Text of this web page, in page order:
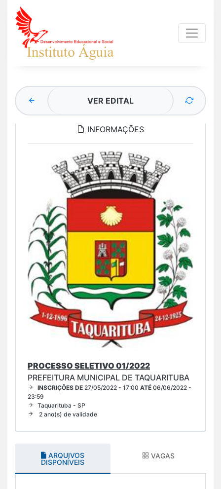
VER EDITAL
INFORMAÇÕES
PROCESSO SELETIVO 01/2022
PREFEITURA MUNICIPAL DE TAQUARITUBA
INSCRIÇÕES DE 27/05/2022 - 17:00 ATÉ 06/06/2022 -
23:59
Taquarituba - SP
2 ano(s) de validade
ARQUIVOS
DISPONÍVEIS
VAGAS